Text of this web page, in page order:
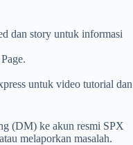
dan story untuk informasi
untuk video tutorial dan
(DM) ke akun resmi SPX
melaporkan masalah.